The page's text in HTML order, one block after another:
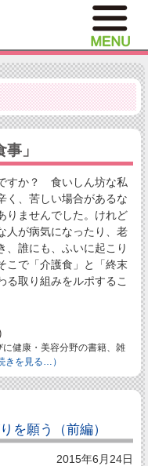
」
すか？ 食いしん坊な私
く、苦しい場合があるな
りませんでした。けれど
人が病気になったり、老
、誰にも、ふいに起こり
こで「介護食」と「終末
る取り組みをルポするこ
健康・美容分野の書籍、雑
きを見る…）
を願う（前編）
2015年6月24日